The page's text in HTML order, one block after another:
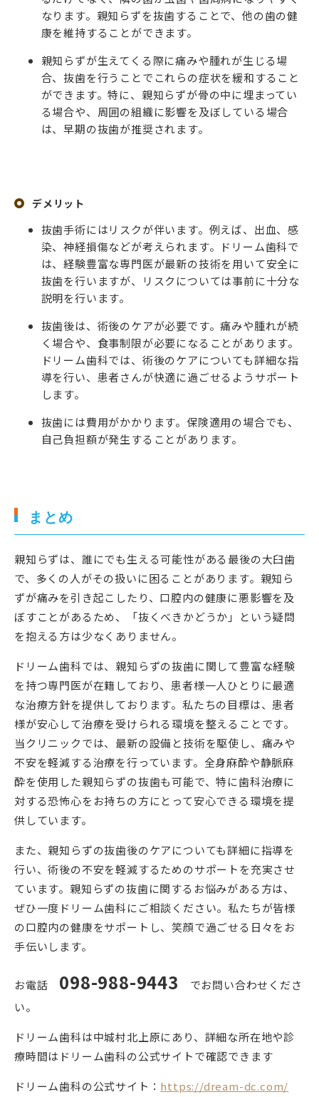
なります。親知らずを抜歯することで、他の歯の健
康を維持することができます。
親知らずが生えてくる際に痛みや腫れが生じる場
合、抜歯を行うことでこれらの症状を緩和すること
ができます。特に、親知らずが骨の中に埋まってい
る場合や、周囲の組織に影響を及ぼしている場合
は、早期の抜歯が推奨されます。
デメリット
抜歯手術にはリスクが伴います。例えば、出血、感
染、神経損傷などが考えられます。ドリーム歯科で
は、経験豊富な専門医が最新の技術を用いて安全に
抜歯を行いますが、リスクについては事前に十分な
説明を行います。
抜歯後は、術後のケアが必要です。痛みや腫れが続
く場合や、食事制限が必要になることがあります。
ドリーム歯科では、術後のケアについても詳細な指
導を行い、患者さんが快適に過ごせるようサポート
します。
抜歯には費用がかかります。保険適用の場合でも、
自己負担額が発生することがあります。
まとめ
親知らずは、誰にでも生える可能性がある最後の大臼歯
で、多くの人がその扱いに困ることがあります。親知ら
ずが痛みを引き起こしたり、口腔内の健康に悪影響を及
ぼすことがあるため、「抜くべきかどうか」という疑問
を抱える方は少なくありません。
ドリーム歯科では、親知らずの抜歯に関して豊富な経験
を持つ専門医が在籍しており、患者様一人ひとりに最適
な治療方針を提供しております。私たちの目標は、患者
様が安心して治療を受けられる環境を整えることです。
当クリニックでは、最新の設備と技術を駆使し、痛みや
不安を軽減する治療を行っています。全身麻酔や静脈麻
酔を使用した親知らずの抜歯も可能で、特に歯科治療に
対する恐怖心をお持ちの方にとって安心できる環境を提
供しています。
また、親知らずの抜歯後のケアについても詳細に指導を
行い、術後の不安を軽減するためのサポートを充実させ
ています。親知らずの抜歯に関するお悩みがある方は、
ぜひ一度ドリーム歯科にご相談ください。私たちが皆様
の口腔内の健康をサポートし、笑顔で過ごせる日々をお
手伝いします。
お電話 098-988-9443 でお問い合わせくださ
い。
ドリーム歯科は中城村北上原にあり、詳細な所在地や診
療時間はドリーム歯科の公式サイトで確認できます
ドリーム歯科の公式サイト： https://dream-dc.com/